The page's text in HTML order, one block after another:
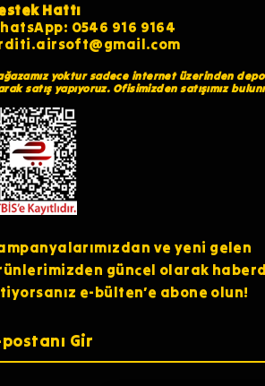
Hattı
0546 916 9164
yoktur sadece internet üzerinden
satış yapıyoruz. Ofisimizden satışımız
ve yeni gelen
güncel olarak
e-bülten’e abone olun!